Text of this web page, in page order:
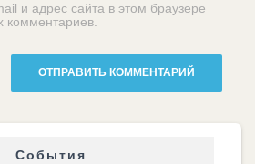
и адрес сайта в этом браузере
События